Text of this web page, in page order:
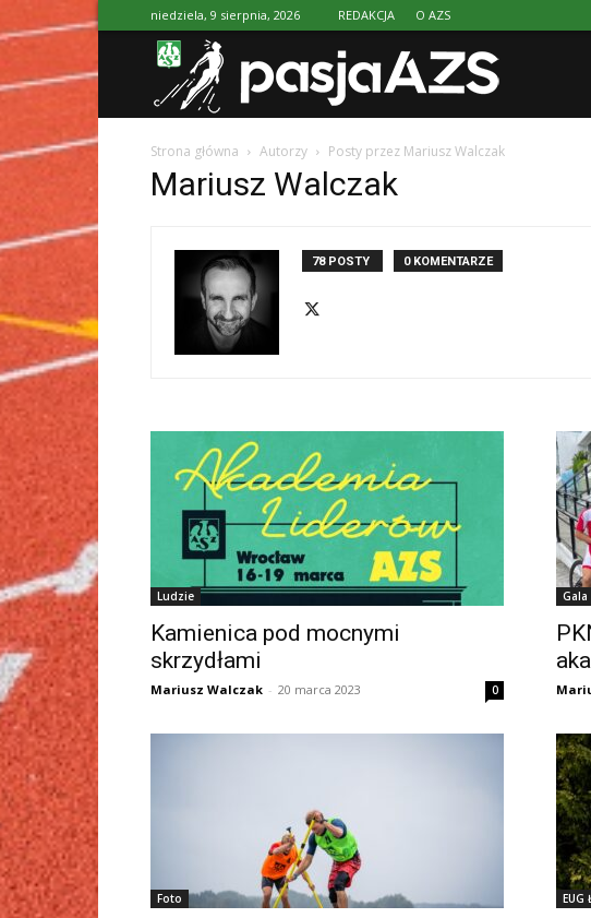
niedziela, 9 sierpnia, 2026 REDAKCJA O AZS
Strona główna Autorzy Posty przez Mariusz Walczak
Mariusz Walczak
78 POSTY 0 KOMENTARZE
Ludzie
Kamienica pod mocnymi
skrzydłami
Mariusz Walczak - 20 marca 2023 0
Foto EUG